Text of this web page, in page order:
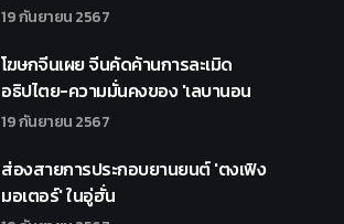
19 กันยายน 2567
โฆษกจีนเผย จีนคัดค้านการละเมิด
อธิปไตย-ความมั่นคงของ 'เลบานอน
19 กันยายน 2567
ส่องสายการประกอบยานยนต์ 'ตงเฟิง
มอเตอร์' ในอู่ฮั่น